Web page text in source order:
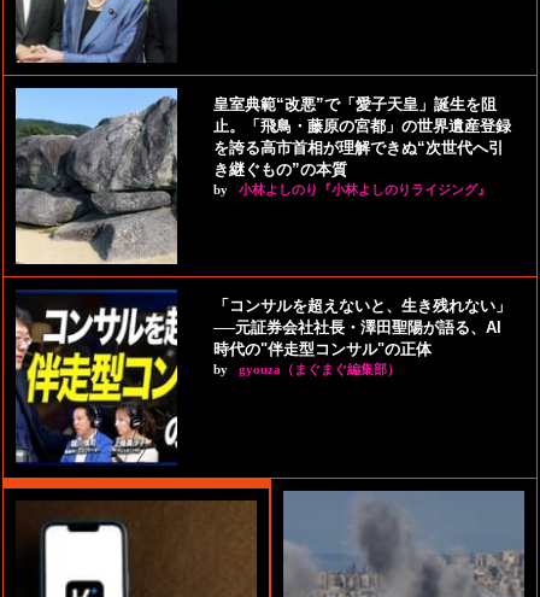
皇室典範“改悪”で「愛子天皇」誕生を阻
止。「飛鳥・藤原の宮都」の世界遺産登録
を誇る高市首相が理解できぬ“次世代へ引
き継ぐもの”の本質
by 小林よしのり『小林よしのりライジング』
「コンサルを超えないと、生き残れない」
──元証券会社社長・澤田聖陽が語る、AI
時代の"伴走型コンサル"の正体
by gyouza（まぐまぐ編集部）